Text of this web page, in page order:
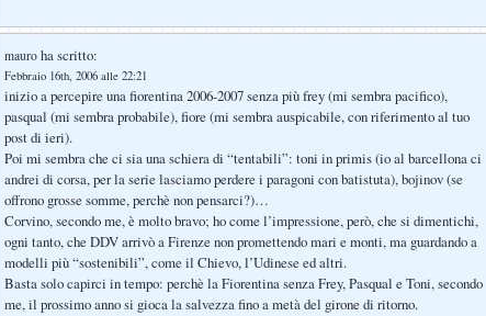
mauro ha scritto:
Febbraio 16th, 2006 alle 22:21
inizio a percepire una fiorentina 2006-2007 senza più frey (mi sembra pacifico),
pasqual (mi sembra probabile), fiore (mi sembra auspicabile, con riferimento al tuo
post di ieri).
Poi mi sembra che ci sia una schiera di “tentabili”: toni in primis (io al barcellona ci
andrei di corsa, per la serie lasciamo perdere i paragoni con batistuta), bojinov (se
offrono grosse somme, perchè non pensarci?)…
Corvino, secondo me, è molto bravo; ho come l’impressione, però, che si dimentichi,
ogni tanto, che DDV arrivò a Firenze non promettendo mari e monti, ma guardando a
modelli più “sostenibili”, come il Chievo, l’Udinese ed altri.
Basta solo capirci in tempo: perchè la Fiorentina senza Frey, Pasqual e Toni, secondo
me, il prossimo anno si gioca la salvezza fino a metà del girone di ritorno.